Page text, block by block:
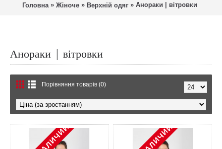
Головна » Жіноче » Верхній одяг » Анораки | вітровки
Анораки | вітровки
Порівняння товарів (0)